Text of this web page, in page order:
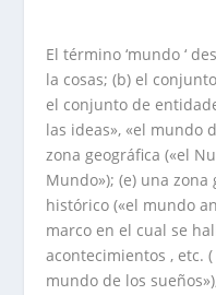
El término ‘mundo ‘
la cosas; (b) el
el conjunto de
las ideas», «el mundo
zona geográfica («el
Mundo»); (e) una
histórico («el mundo
marco en el cual se
acontecimientos , etc.
mundo de los